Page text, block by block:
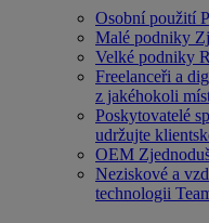
Osobní použití
Malé podniky
Velké podniky
Freelanceři a
z jakéhokoli
Poskytovatelé
udržujte
OEM
Neziskové a
technologii